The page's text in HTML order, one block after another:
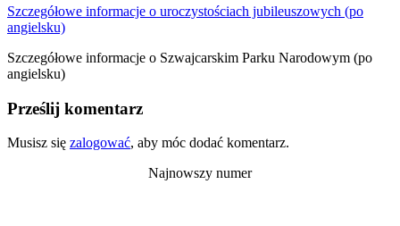
Szczegółowe informacje o uroczystościach jubileuszowych (po
angielsku)
Szczegółowe informacje o Szwajcarskim Parku Narodowym (po
angielsku)
Prześlij komentarz
Musisz się zalogować, aby móc dodać komentarz.
Najnowszy numer